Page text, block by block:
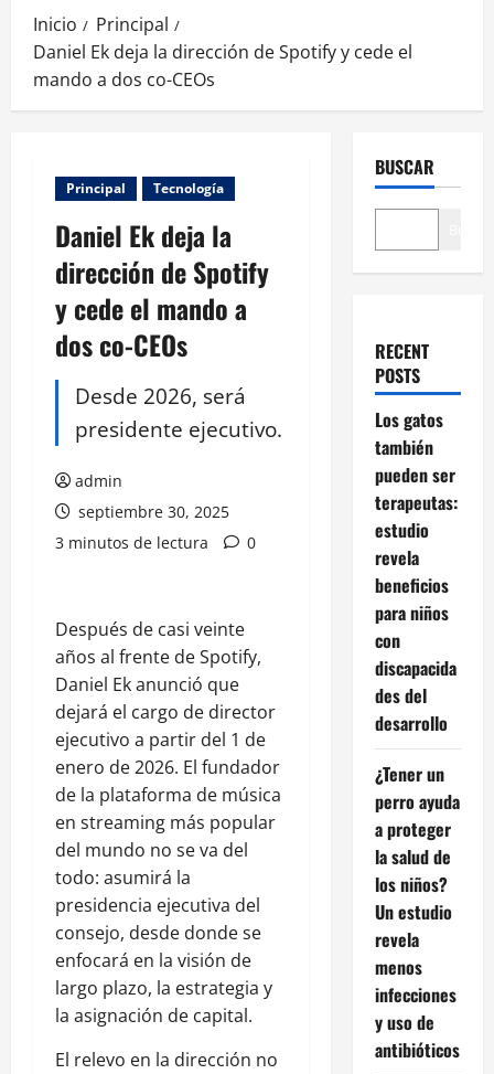
Inicio
Principal
Daniel Ek deja la dirección de Spotify y cede el
mando a dos co-CEOs
Principal Tecnología
Daniel Ek deja la
dirección de Spotify
y cede el mando a
dos co-CEOs
Desde 2026, será
presidente ejecutivo.
admin
septiembre 30, 2025
3 minutos de lectura
0
Después de casi veinte
años al frente de Spotify,
Daniel Ek anunció que
dejará el cargo de director
ejecutivo a partir del 1 de
enero de 2026. El fundador
de la plataforma de música
en streaming más popular
del mundo no se va del
todo: asumirá la
presidencia ejecutiva del
consejo, desde donde se
enfocará en la visión de
largo plazo, la estrategia y
la asignación de capital.
El relevo en la dirección no
BUSCAR
RECENT
POSTS
Los gatos
también
pueden ser
terapeutas:
estudio
revela
beneficios
para niños
con
discapacida
des del
desarrollo
¿Tener un
perro ayuda
a proteger
la salud de
los niños?
Un estudio
revela
menos
infecciones
y uso de
antibióticos